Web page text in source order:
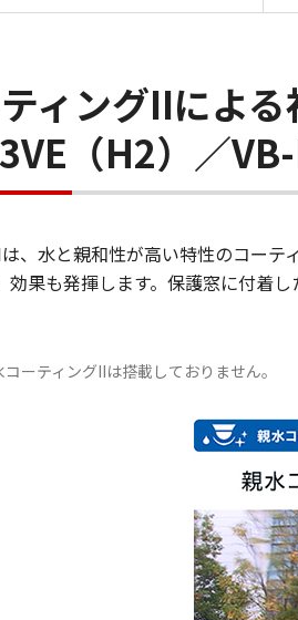
ィングIIによ
（H2）／
、水と親和性が高い特性のコー
効果も発揮します。保護窓に付着
ーティングIIは搭載しておりません。